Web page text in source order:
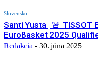
Slovensko
Santi Yusta | 🚨 TISSOT
EuroBasket 2025
Redakcia - 30. júna 2025